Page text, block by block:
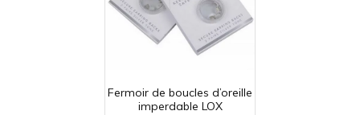
Fermoir de boucles d’oreille
imperdable LOX